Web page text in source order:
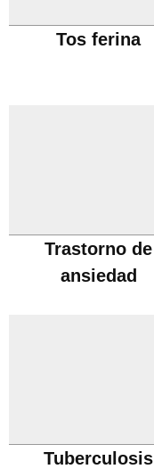
Tos ferina
Trastorno de
ansiedad
Tuberculosis